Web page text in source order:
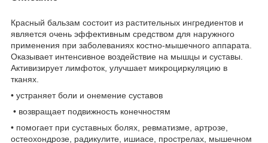
Красный бальзам состоит из растительных ингредиентов и
является очень эффективным средством для наружного
применения при заболеваниях костно-мышечного аппарата.
Оказывает интенсивное воздействие на мышцы и суставы.
Активизирует лимфоток, улучшает микроциркуляцию в
тканях.
• устраняет боли и онемение суставов
• возвращает подвижность конечностям
• помогает при суставных болях, ревматизме, артрозе,
остеохондрозе, радикулите, ишиасе, прострелах, мышечном